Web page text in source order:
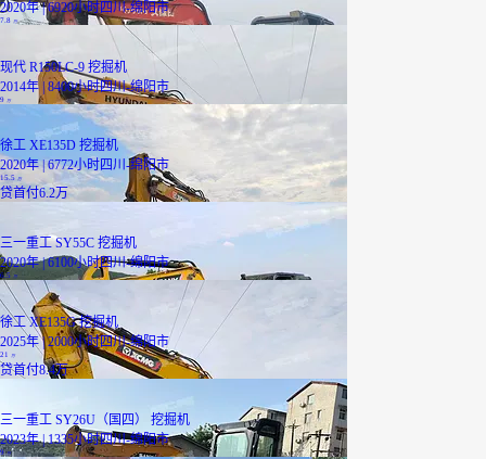
2020年 | 6920小时四川-绵阳市
7.8 万
现代 R150LC-9 挖掘机
2014年 | 8400小时四川-绵阳市
9
徐工 XE135D 挖掘机
2020年 | 6772小时四川-绵阳市
15.5 万
贷首付6.2万
三一重工 SY55C 挖掘机
2020年 | 6100小时四川-绵阳市
6.5 万
徐工 XE135G 挖掘机
2025年 | 2000小时四川-绵阳市
21 万
贷首付8.4万
三一重工 SY26U（国四） 挖掘机
2023年 | 1335小时四川-绵阳市
9万